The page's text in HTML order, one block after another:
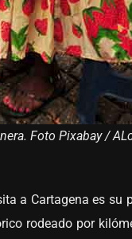
Foto Pixabay /
a Cartagena es
rodeado por